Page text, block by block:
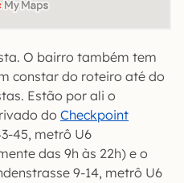
O bairro também tem
constar do roteiro até do
Estão por ali o
do Checkpoint
45, metrô U6
das 9h às 22h) e o
9-14, metrô U6